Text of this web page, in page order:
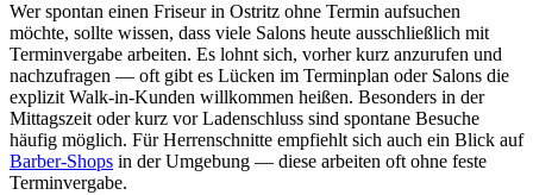
Wer spontan einen Friseur in Ostritz ohne Termin aufsuchen
möchte, sollte wissen, dass viele Salons heute ausschließlich mit
Terminvergabe arbeiten. Es lohnt sich, vorher kurz anzurufen und
nachzufragen — oft gibt es Lücken im Terminplan oder Salons die
explizit Walk-in-Kunden willkommen heißen. Besonders in der
Mittagszeit oder kurz vor Ladenschluss sind spontane Besuche
häufig möglich. Für Herrenschnitte empfiehlt sich auch ein Blick auf
Barber-Shops in der Umgebung — diese arbeiten oft ohne feste
Terminvergabe.